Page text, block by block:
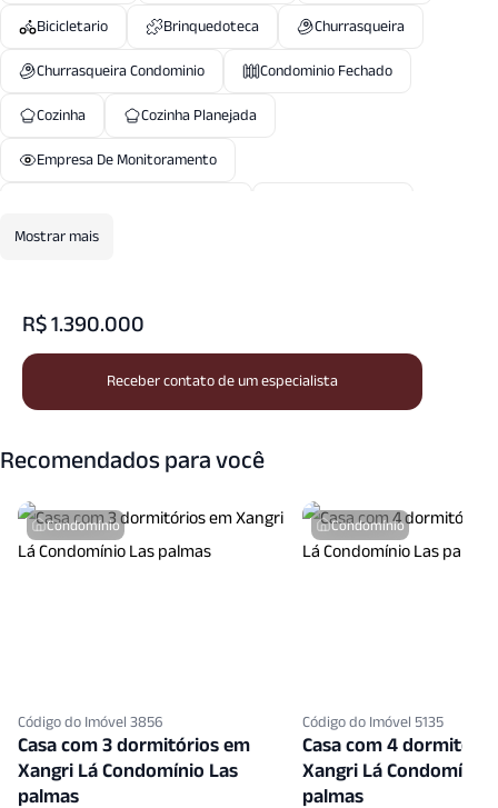
Bicicletario
Brinquedoteca
Churrasqueira
Churrasqueira Condominio
Condominio Fechado
Cozinha
Cozinha Planejada
Empresa De Monitoramento
Estacionamento
Mobiliado
Piscina Infantil
Playground
Portaria
Quadra Esportes
Quadra Tenis
Quiosque
Sala Fitness
Sala Jantar
Sala T V
Salao Festas
Salao Jogos
Mostrar mais
R$ 1.390.000
Receber contato de um especialista
Recomendados para você
Condomínio
Código do Imóvel 3856
Casa com 3 dormitórios em
Xangri Lá Condomínio Las
palmas
Condomínio
Código do Imóvel 5135
Casa com 4
Xangri Lá Condomínio
palmas